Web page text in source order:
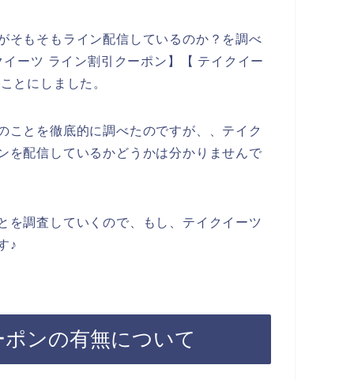
そもそもライン配信しているのか？を調べ
ーツ ライン割引クーポン】【 テイクイー
とにしました。
ことを徹底的に調べたのですが、、テイク
を配信しているかどうかは分かりませんで
を調査していくので、もし、テイクイーツ
♪
ンの有無について